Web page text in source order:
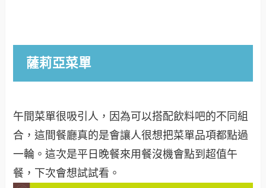
薩莉亞菜單
午間菜單很吸引人，因為可以搭配飲料吧的不同組
合，這間餐廳真的是會讓人很想把菜單品項都點過
一輪。這次是平日晚餐來用餐沒機會點到超值午
餐，下次會想試試看。